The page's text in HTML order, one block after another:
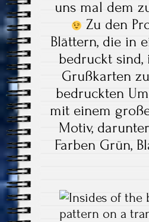
uns mal dem
Zu den
Blättern, die in
bedruckt sind,
Grußkarten
bedruckten
mit einem
Motiv,
Farben Grün,